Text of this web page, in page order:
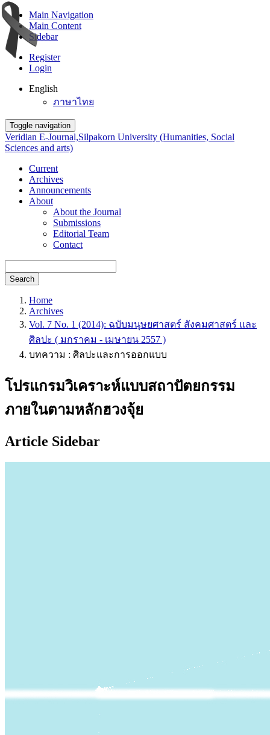
Main Navigation
Main Content
Sidebar
Register
Login
English
ภาษาไทย
Toggle navigation
Veridian E-Journal,Silpakorn University (Humanities, Social
Sciences and arts)
Current
Archives
Announcements
About
About the Journal
Submissions
Editorial Team
Contact
Search
Home
Archives
Vol. 7 No. 1 (2014): ฉบับมนุษยศาสตร์ สังคมศาสตร์ และ
ศิลปะ ( มกราคม - เมษายน 2557 )
บทความ : ศิลปะและการออกแบบ
โปรแกรมวิเคราะห์แบบสถาปัตยกรรม
ภายในตามหลักฮวงจุ้ย
Article Sidebar